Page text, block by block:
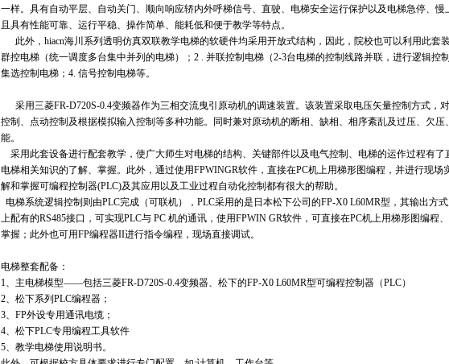
一样。具有自动平层、自动关门、顺向响应轿内外呼梯信号、直驶、电梯安全运行保护以及电梯急停、慢
且具有性能可靠、运行平稳、操作简单、能耗低和便于教学等特点。
此外，hiacn海川系列透明仿真双联教学电梯的软硬件均采用开放式结构，因此，院校也可以利用此套
群控电梯（统一调度多台集中并列的电梯）；2 . 并联控制电梯（2-3台电梯的控制线路并联，进行逻辑控
集选控制电梯；4. 信号控制电梯等。
采用三菱FR-D720S-0.4变频器作为三相交流曳引原动机的调速装置。该装置采取电压矢量控制方式，
控制、点动控制及根据模拟输入控制等多种功能。同时兼对原动机的断相、缺相、相序紊乱及过压、欠
能。
采用此套设备进行配套教学，使广大师生对电梯的结构、关键部件以及电气控制、电梯的运作过程有了
电梯相关知识的了解、掌握。此外，通过使用FPWINGR软件，直接在PC机上用梯形图编程，并进行现场
解和掌握可编程控制器(PLC)及其应用以及工业过程自动化控制都有很大的帮助。
电梯系统逻辑控制则由PLC完成（可联机），PLC采用的是日本松下公司的FP-X0 L60MR型，其输出方
上配有的RS485接口，可实现PLC与 PC 机的通讯，使用FPWIN GR软件，可直接在PC机上用梯形图编程
掌握；此外也可用FP编程器II进行指令编程，现场直接调试。
电梯整套配备：
1、主电梯模型——包括三菱FR-D720S-0.4变频器、松下的FP-X0 L60MR型可编程控制器（PLC）
2、松下系列PLC编程器；
3、FP外设专用通讯电缆；
4、松下PLC专用编程工具软件
5、教学电梯使用说明书。